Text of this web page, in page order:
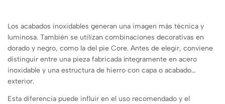
Los acabados inoxidables generan una imagen más técnica y
luminosa. También se utilizan combinaciones decorativas en
dorado y negro, como la del pie Core. Antes de elegir, conviene
distinguir entre una pieza fabricada íntegramente en acero
inoxidable y una estructura de hierro con capa o acabado
exterior.
Esta diferencia puede influir en el uso recomendado y el